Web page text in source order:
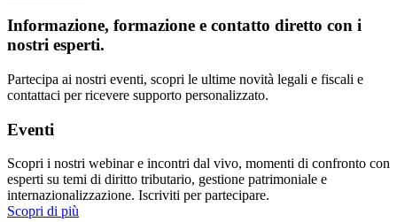
Informazione, formazione e contatto diretto con i
nostri esperti.
Partecipa ai nostri eventi, scopri le ultime novità legali e fiscali e
contattaci per ricevere supporto personalizzato.
Eventi
Scopri i nostri webinar e incontri dal vivo, momenti di confronto con
esperti su temi di diritto tributario, gestione patrimoniale e
internazionalizzazione. Iscriviti per partecipare.
Scopri di più